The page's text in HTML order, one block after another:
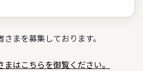
まを募集しております。
はこちらを御覧ください。